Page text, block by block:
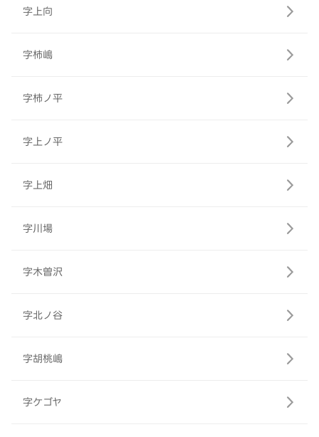
字上向
字柿嶋
字柿ノ平
字上ノ平
字上畑
字川場
字木曽沢
字北ノ谷
字胡桃嶋
字ケゴヤ